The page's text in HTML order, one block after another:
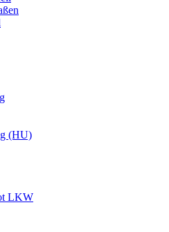
(HU)
LKW